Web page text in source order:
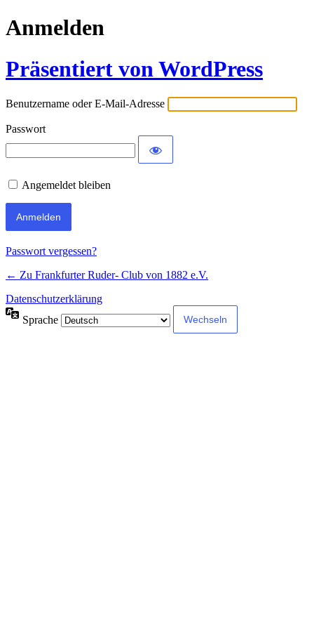
Anmelden
Präsentiert von WordPress
Benutzername oder E-Mail-Adresse
Passwort
Angemeldet bleiben
Passwort vergessen?
← Zu Frankfurter Ruder- Club von 1882 e.V.
Datenschutzerklärung
Sprache